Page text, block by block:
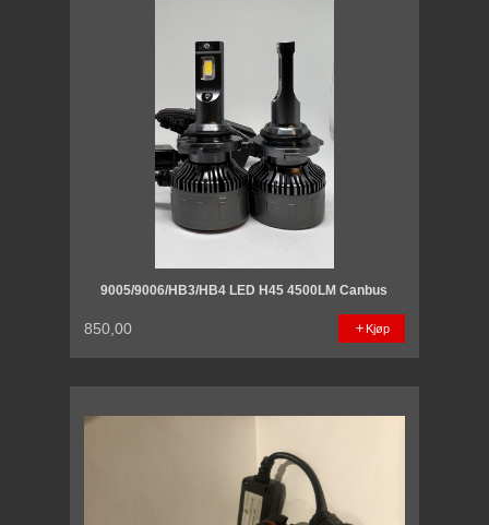
9005/9006/HB3/HB4 LED H45 4500LM Canbus
850,00 Kjøp